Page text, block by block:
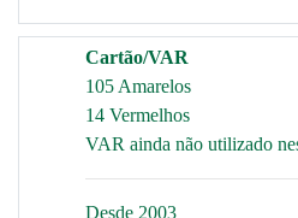
Cartão/VAR
105 Amarelos
14 Vermelhos
VAR ainda não utilizado
Desde 2003